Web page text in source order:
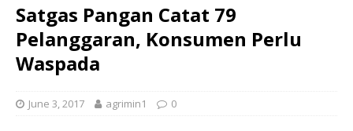
Satgas Pangan Catat 79
Pelanggaran, Konsumen Perlu
Waspada
June 3, 2017 agrimin1 0